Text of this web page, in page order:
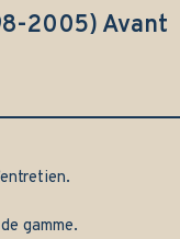
2005) Avant
gamme.